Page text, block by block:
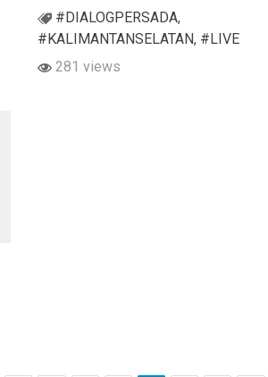
#DIALOGPERSADA,
#KALIMANTANSELATAN, #LIVE
281 views